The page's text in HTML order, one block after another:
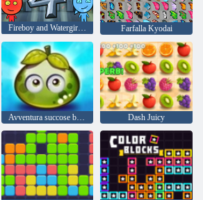
Fireboy and Watergirl 4: Tempio di Cristallo Farfalla Kyodai
Avventura succose bacche Dash Juicy